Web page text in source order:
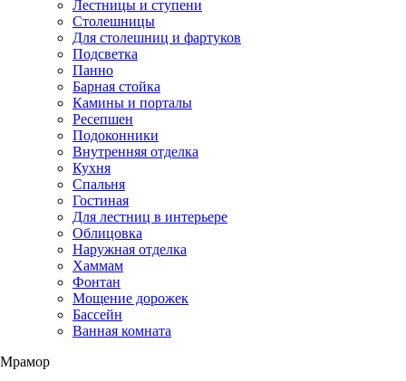
Лестницы и ступени
Столешницы
Для столешниц и фартуков
Подсветка
Панно
Барная стойка
Камины и порталы
Ресепшен
Подоконники
Внутренняя отделка
Кухня
Спальня
Гостиная
Для лестниц в интерьере
Облицовка
Наружная отделка
Хаммам
Фонтан
Мощение дорожек
Бассейн
Ванная комната
Мрамор